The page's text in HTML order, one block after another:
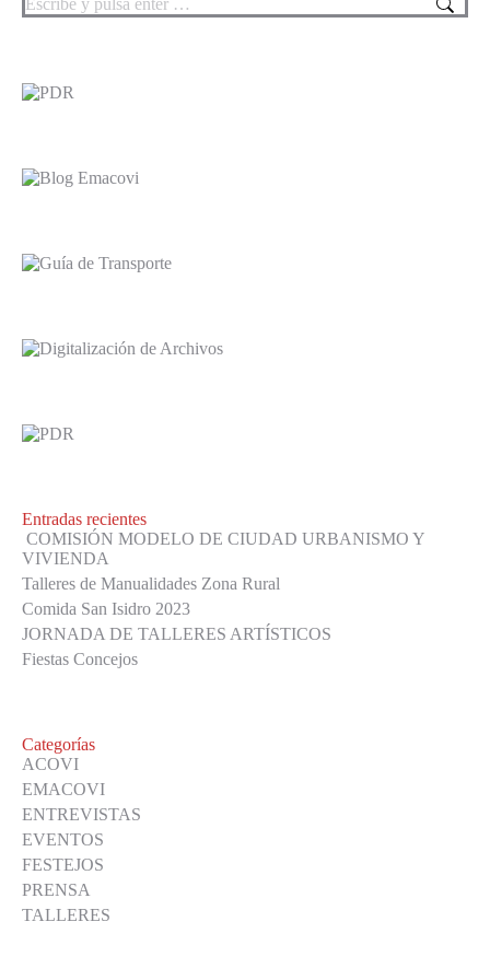
Entradas recientes
COMISIÓN MODELO DE CIUDAD URBANISMO Y
VIVIENDA
Talleres de Manualidades Zona Rural
Comida San Isidro 2023
JORNADA DE TALLERES ARTÍSTICOS
Fiestas Concejos
Categorías
ACOVI
EMACOVI
ENTREVISTAS
EVENTOS
FESTEJOS
PRENSA
TALLERES